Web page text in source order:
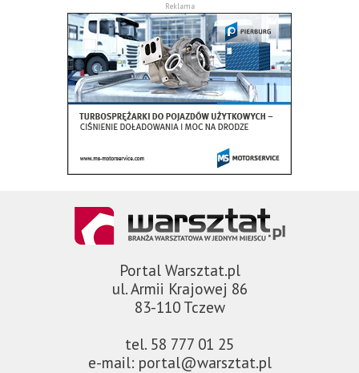
Reklama
Portal Warsztat.pl
ul. Armii Krajowej 86
83-110 Tczew
tel. 58 777 01 25
e-mail: portal@warsztat.pl